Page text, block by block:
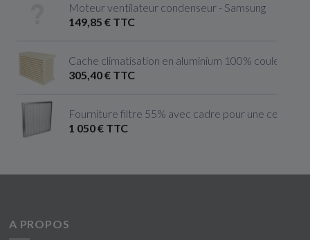
Moteur ventilateur condenseur - Samsung
149,85 € TTC
Cache climatisation en aluminium 100% couleur
305,40 € TTC
Fourniture filtre 55% avec cadre pour une
1 050 € TTC
A PROPOS